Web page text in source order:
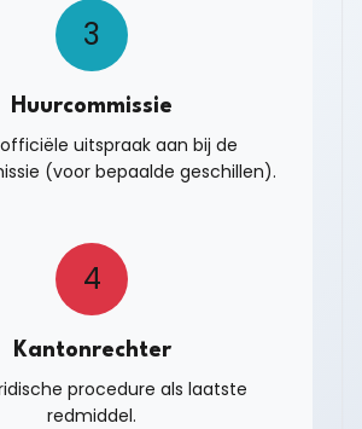
3
Huurcommissie
uitspraak aan bij de
(voor bepaalde geschillen).
4
Kantonrechter
procedure als laatste
redmiddel.